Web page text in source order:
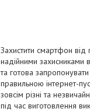
Захистити смартфон
надійними захисниками
та готова
правильною інтернет-
зовсім різні та
під час виготовлення